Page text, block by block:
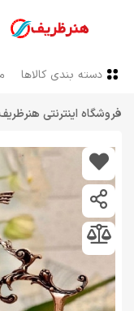
دسته بندی کالاها
فروشگاه اینترنتی